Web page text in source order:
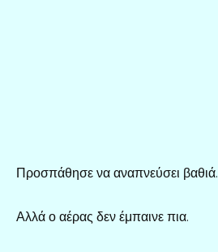
Προσπάθησε να αναπνεύσει βαθιά.
Αλλά ο αέρας δεν έμπαινε πια.